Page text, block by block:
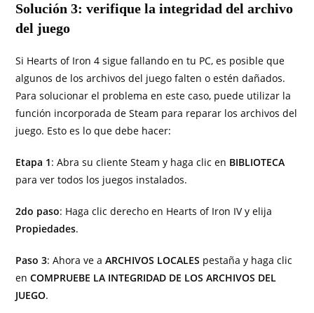
Solución 3: verifique la integridad del archivo
del juego
Si Hearts of Iron 4 sigue fallando en tu PC, es posible que
algunos de los archivos del juego falten o estén dañados.
Para solucionar el problema en este caso, puede utilizar la
función incorporada de Steam para reparar los archivos del
juego. Esto es lo que debe hacer:
Etapa 1: Abra su cliente Steam y haga clic en BIBLIOTECA
para ver todos los juegos instalados.
2do paso: Haga clic derecho en Hearts of Iron IV y elija
Propiedades.
Paso 3: Ahora ve aARCHIVOS LOCALES pestaña y haga clic
enCOMPRUEBE LA INTEGRIDAD DE LOS ARCHIVOS DEL
JUEGO.